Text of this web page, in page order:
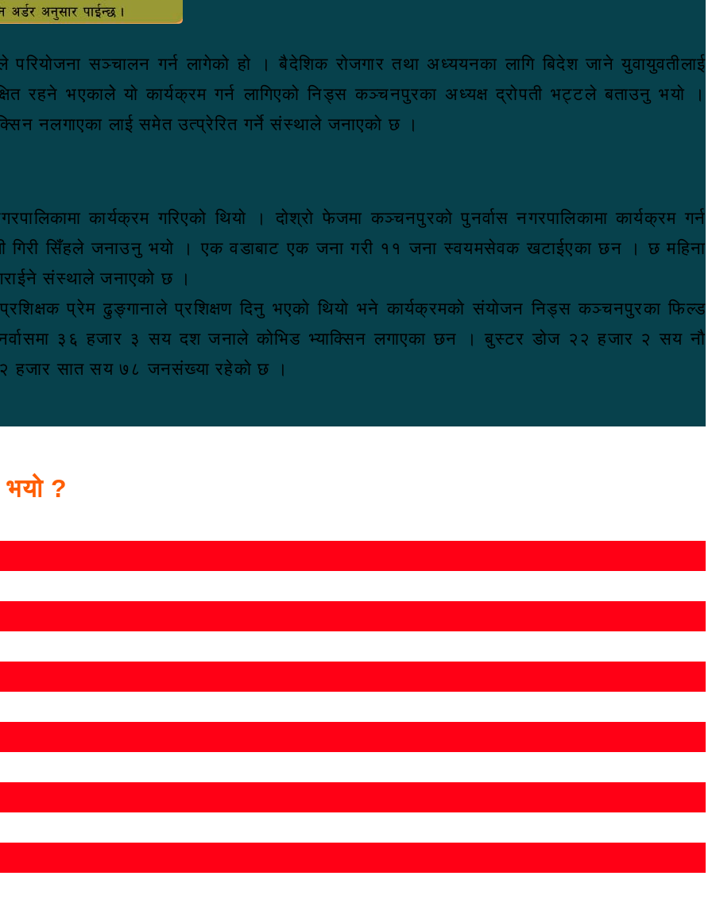
सञ्चालन गर्न लागेको हाे । बैदेशिक राेजगार तथा अध्ययनका लागि बिदेश जाने युवायुवतीलाई
रहने भएकालेे याे कार्यक्रम गर्न लागिएको निड्स कञ्चनपुरका अध्यक्ष द्राेपती भट्टले बताउनु भयाे ।
नलगाएका लाई समेत उत्प्रेरित गर्ने संस्थाले जनाएकाे छ ।
कार्यक्रम गरिएको थियाे । दाेश्राे फेजमा कञ्चनपुरकाे पुनर्वास नगरपालिकामा कार्यक्रम गर्न
गिरी सिँहले जनाउनु भयाे । एक वडाबाट एक जना गरी ११ जना स्वयमसेवक खटाईएका छन । छ महिना
संस्थाले जनाएको छ ।
प्रेम ढुङ्गानाले प्रशिक्षण दिनु भएकाे थियाे भने कार्यक्रमकाे संयाेजन निड्स कञ्चनपुरका फिल्ड
पुनर्वासमा ३६ हजार ३ सय दश जनाले काेभिड भ्याक्सिन लगाएका छन । बुस्टर डाेज २२ हजार २ सय नाै
हजार सात सय ७८ जनसंख्या रहेकाे छ ।
?